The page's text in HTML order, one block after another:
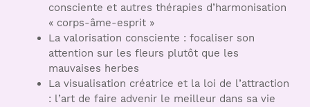
consciente et autres thérapies d’harmonisation
« corps-âme-esprit »
La valorisation consciente : focaliser son
attention sur les fleurs plutôt que les
mauvaises herbes
La visualisation créatrice et la loi de l’attraction
: l’art de faire advenir le meilleur dans sa vie